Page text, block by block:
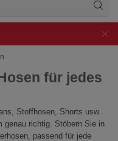
für jedes
Stoffhosen, Shorts usw.
genau richtig. Stöbern Sie in
passend für jede